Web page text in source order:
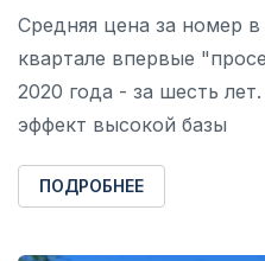
Средняя цена за номер
квартале впервые
2020 года - за шесть
эффект высокой базы
ПОДРОБНЕЕ